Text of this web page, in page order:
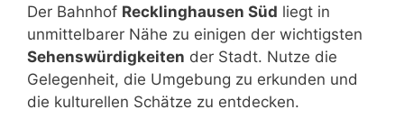
Der Bahnhof Recklinghausen Süd liegt in
unmittelbarer Nähe zu einigen der wichtigsten
Sehenswürdigkeiten der Stadt. Nutze die
Gelegenheit, die Umgebung zu erkunden und
die kulturellen Schätze zu entdecken.